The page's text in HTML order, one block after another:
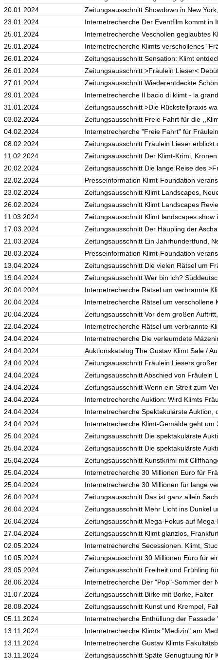
20.01.2024
Zeitungsausschnitt Showdown in New
23.01.2024
Internetrecherche Der Eventfilm kommt in
25.01.2024
Internetrecherche Veschollen geglaubtes
25.01.2024
Internetrecherche Klimts verschollenes
26.01.2024
Zeitungsausschnitt Sensation: Klimt
26.01.2024
Zeitungsausschnitt >Fräulein Lieser<
27.01.2024
Zeitungsausschnitt Wiederentdeckte
29.01.2024
Internetrecherche Il bacio di klimt - la
31.01.2024
Zeitungsausschnitt >Die Rückstellpraxis
03.02.2024
Zeitungsausschnitt Freie Fahrt für die
04.02.2024
Internetrecherche "Freie Fahrt" für
08.02.2024
Zeitungsausschnitt Fräulein Lieser
11.02.2024
Zeitungsausschnitt Der Klimt-Krimi,
20.02.2024
Zeitungsausschnitt Die lange Reise des
22.02.2024
Presseinformation Klimt-Foundation
23.02.2024
Zeitungsausschnitt Klimt Landscapes,
26.02.2024
Zeitungsausschnitt Klimt Landscapes
11.03.2024
Zeitungsausschnitt Klimt landscapes
17.03.2024
Zeitungsausschnitt Der Häupling der
21.03.2024
Zeitungsausschnitt Ein Jahrhundertfund,
28.03.2024
Presseinformation Klimt-Foundation
13.04.2024
Zeitungsausschnitt Die vielen Rätsel um
19.04.2024
Zeitungsausschnitt Wer bin ich?
20.04.2024
Internetrecherche Rätsel um verbrannte
20.04.2024
Internetrecherche Rätsel um verschollene
20.04.2024
Zeitungsausschnitt Vor dem großen
22.04.2024
Internetrecherche Rätsel um verbrannte
24.04.2024
Internetrecherche Die verleumdete
24.04.2024
Auktionskatalog The Gustav Klimt Sale /
24.04.2024
Zeitungsausschnitt Fräulein Liesers
24.04.2024
Zeitungsausschnitt Abschied von Fräulein
24.04.2024
Zeitungsausschnitt Wenn ein Streit zum
24.04.2024
Internetrecherche Auktion: Wird Klimts
24.04.2024
Internetrecherche Spektakulärste
24.04.2024
Internetrecherche Klimt-Gemälde geht
25.04.2024
Zeitungsausschnitt Die spektakulärste
25.04.2024
Zeitungsausschnitt Die spektakulärste
25.04.2024
Zeitungsausschnitt Kunstkrimi mit
25.04.2024
Internetrecherche 30 Millionen Euro für
25.04.2024
Internetrecherche 30 Millionen für lange
26.04.2024
Zeitungsausschnitt Das ist ganz allein
26.04.2024
Zeitungsausschnitt Mehr Licht ins Dunkel
26.04.2024
Zeitungsausschnitt Mega-Fokus auf
27.04.2024
Zeitungsausschnitt Klimt glanzlos,
02.05.2024
Internetrecherche Secessionen. Klimt,
10.05.2024
Zeitungsausschnitt 30 Millionen Euro für
23.05.2024
Zeitungsausschnitt Freiheit und Frühling
28.06.2024
Internetrecherche Der "Pop"-Sommer der
31.07.2024
Zeitungsausschnitt Birke mit Borke, Falter
28.08.2024
Zeitungsausschnitt Kunst und Krempel,
05.11.2024
Internetrecherche Enthüllung der
13.11.2024
Internetrecherche Klimts "Medizin" am
13.11.2024
Internetrecherche Gustav Klimts
13.11.2024
Zeitungsausschnitt Späte Genugtuung für